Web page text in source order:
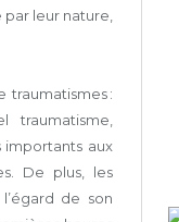
leur nature,
traumatismes :
traumatisme,
aux
De plus, les
de son